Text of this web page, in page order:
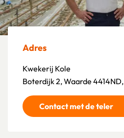
Adres
Kwekerij Kole
Boterdijk 2, Waarde 4414ND,
Contact met de teler